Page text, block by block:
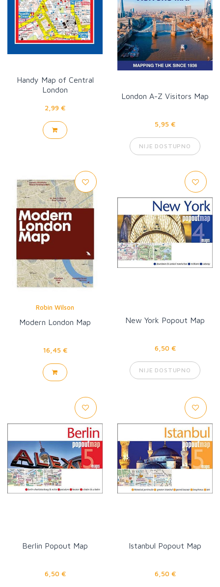
Handy Map of Central
London
2,99 €
London A-Z Visitors Map
5,95 €
NIJE DOSTUPNO
Robin Wilson
Modern London Map
16,45 €
New York Popout Map
6,50 €
NIJE DOSTUPNO
Berlin Popout Map
6,50 €
Istanbul Popout Map
6,50 €